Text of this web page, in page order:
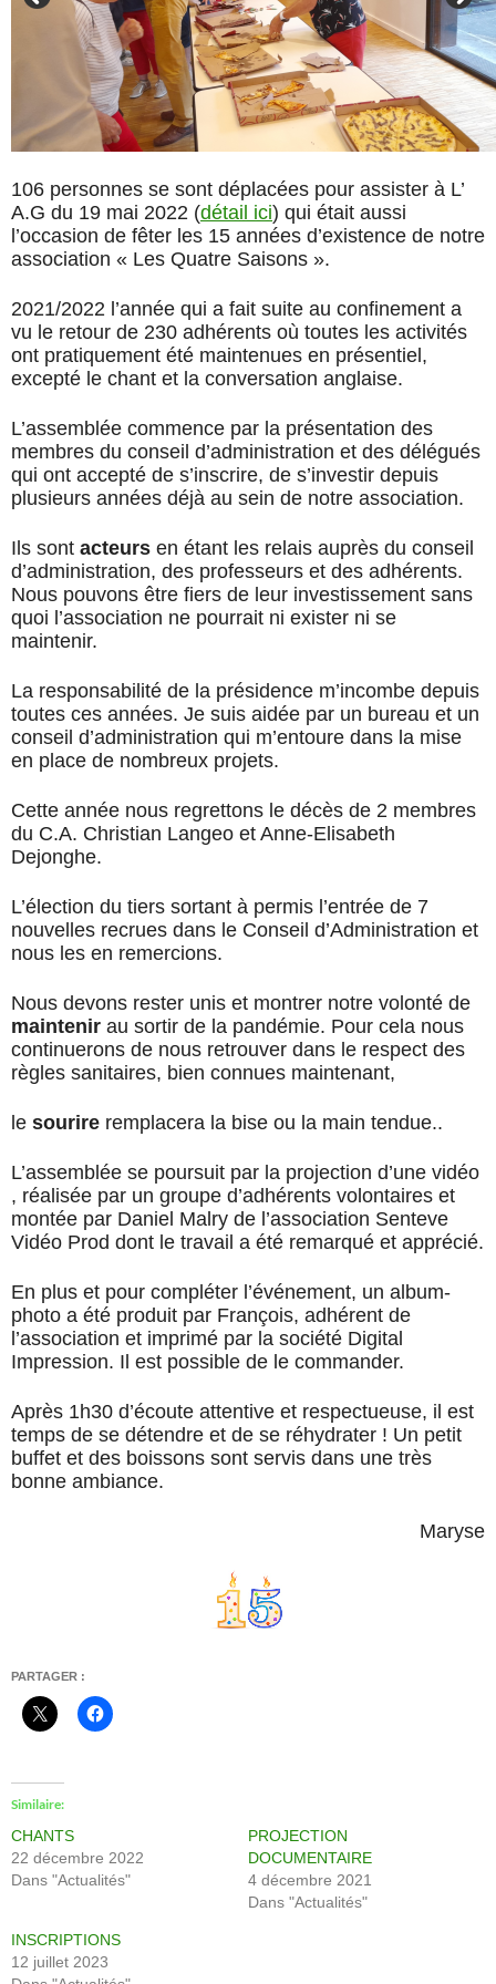
106 personnes se sont déplacées pour assister à L’
A.G du 19 mai 2022 (détail ici) qui était aussi
l’occasion de fêter les 15 années d’existence de notre
association « Les Quatre Saisons ».
2021/2022 l’année qui a fait suite au confinement a
vu le retour de 230 adhérents où toutes les activités
ont pratiquement été maintenues en présentiel,
excepté le chant et la conversation anglaise.
L’assemblée commence par la présentation des
membres du conseil d’administration et des délégués
qui ont accepté de s’inscrire, de s’investir depuis
plusieurs années déjà au sein de notre association.
Ils sont acteurs en étant les relais auprès du conseil
d’administration, des professeurs et des adhérents.
Nous pouvons être fiers de leur investissement sans
quoi l’association ne pourrait ni exister ni se
maintenir.
La responsabilité de la présidence m’incombe depuis
toutes ces années. Je suis aidée par un bureau et un
conseil d’administration qui m’entoure dans la mise
en place de nombreux projets.
Cette année nous regrettons le décès de 2 membres
du C.A. Christian Langeo et Anne-Elisabeth
Dejonghe.
L’élection du tiers sortant à permis l’entrée de 7
nouvelles recrues dans le Conseil d’Administration et
nous les en remercions.
Nous devons rester unis et montrer notre volonté de
maintenir au sortir de la pandémie. Pour cela nous
continuerons de nous retrouver dans le respect des
règles sanitaires, bien connues maintenant,
le sourire remplacera la bise ou la main tendue..
L’assemblée se poursuit par la projection d’une vidéo
, réalisée par un groupe d’adhérents volontaires et
montée par Daniel Malry de l’association Senteve
Vidéo Prod dont le travail a été remarqué et apprécié.
En plus et pour compléter l’événement, un album-
photo a été produit par François, adhérent de
l’association et imprimé par la société Digital
Impression. Il est possible de le commander.
Après 1h30 d’écoute attentive et respectueuse, il est
temps de se détendre et de se réhydrater ! Un petit
buffet et des boissons sont servis dans une très
bonne ambiance.
Maryse
PARTAGER :
Similaire
CHANTS
22 décembre 2022
Dans "Actualités"
PROJECTION
DOCUMENTAIRE
4 décembre 2021
Dans "Actualités"
INSCRIPTIONS
12 juillet 2023